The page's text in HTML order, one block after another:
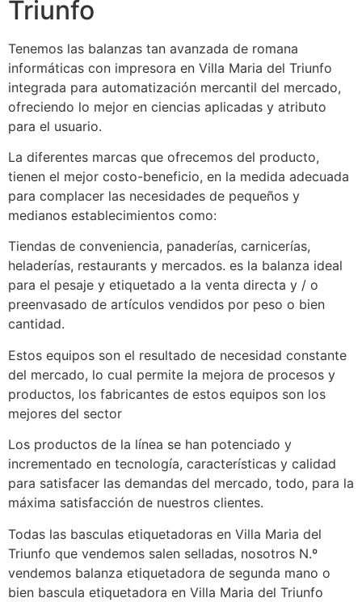
Triunfo
Tenemos las balanzas tan avanzada de romana
informáticas con impresora en Villa Maria del Triunfo
integrada para automatización mercantil del mercado,
ofreciendo lo mejor en ciencias aplicadas y atributo
para el usuario.
La diferentes marcas que ofrecemos del producto,
tienen el mejor costo-beneficio, en la medida adecuada
para complacer las necesidades de pequeños y
medianos establecimientos como:
Tiendas de conveniencia, panaderías, carnicerías,
heladerías, restaurants y mercados. es la balanza ideal
para el pesaje y etiquetado a la venta directa y / o
preenvasado de artículos vendidos por peso o bien
cantidad.
Estos equipos son el resultado de necesidad constante
del mercado, lo cual permite la mejora de procesos y
productos, los fabricantes de estos equipos son los
mejores del sector
Los productos de la línea se han potenciado y
incrementado en tecnología, características y calidad
para satisfacer las demandas del mercado, todo, para la
máxima satisfacción de nuestros clientes.
Todas las basculas etiquetadoras en Villa Maria del
Triunfo que vendemos salen selladas, nosotros N.º
vendemos balanza etiquetadora de segunda mano o
bien bascula etiquetadora en Villa Maria del Triunfo